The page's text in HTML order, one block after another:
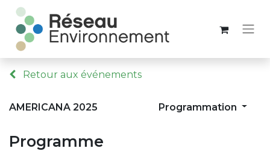
Retour aux événements
AMERICANA 2025 Programmation
Programme